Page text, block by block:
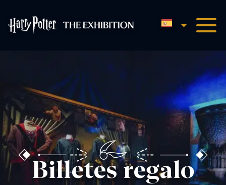
Harry Potter™: The
Español
Billetes regalo